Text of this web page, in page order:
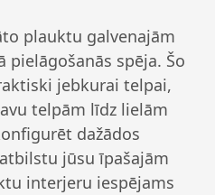
plauktu galvenajām
spēja. Šo
jebkurai telpai,
telpām līdz lielām
dažādos
jūsu īpašajām
interjeru iespējams